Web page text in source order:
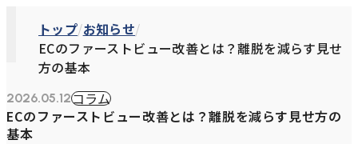
トップ お知らせ
ECのファーストビュー改善とは？離脱を減らす見せ
方の基本
2026.05.12コラム
ECのファーストビュー改善とは？離脱を減らす見せ方の
基本